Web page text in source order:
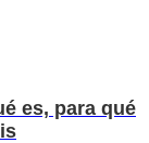
es, para qué